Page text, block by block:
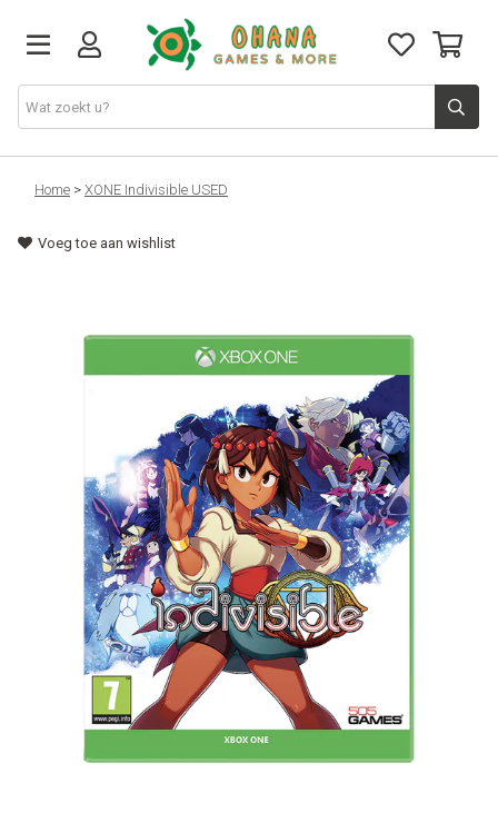
TCG
Merch
PlayStation
Accessoires
Board Games
Cadeaubon
Home > XONE Indivisible USED
Voeg toe aan wishlist